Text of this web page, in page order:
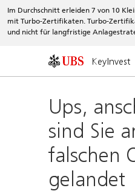
Im Durchschnitt erleiden 7 von 10
mit Turbo-Zertifikaten. Turbo-
und nicht für langfristige
KeyInvest
Ups,
sind Sie
falschen
gelandet